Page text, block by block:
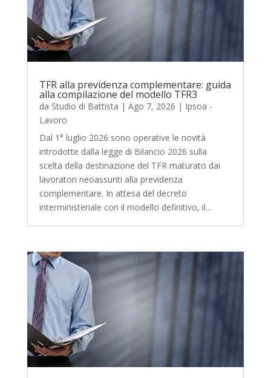
TFR alla previdenza complementare: guida
alla compilazione del modello TFR3
da Studio di Battista | Ago 7, 2026 | Ipsoa -
Lavoro
Dal 1° luglio 2026 sono operative le novità
introdotte dalla legge di Bilancio 2026 sulla
scelta della destinazione del TFR maturato dai
lavoratori neoassunti alla previdenza
complementare. In attesa del decreto
interministeriale con il modello definitivo, il...